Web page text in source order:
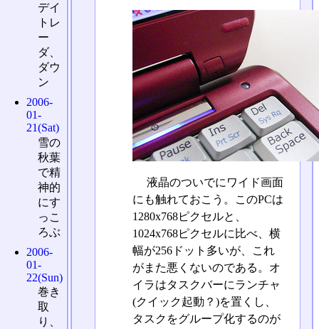
液晶のついでにワイド画面
にも触れておこう。このPCは
1280x768ピクセルと、
1024x768ピクセルに比べ、横
幅が256ドット多いが、これ
がまた悪くないのである。オ
イラはタスクバーにランチャ
(クイック起動？)を置くし、
タスクをグループ化するのが
デイ
トレ
ー
ダ、
ダウ
ン
2006-
01-
21(Sat)
雪の
秋葉
で精
神的
にす
っこ
ろぶ
2006-
01-
22(Sun)
巻き
取
り、